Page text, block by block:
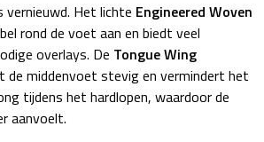
vernieuwd. Het lichte Engineered Woven
rond de voet aan en biedt veel
overlays. De Tongue Wing
de middenvoet stevig en vermindert het
tijdens het hardlopen, waardoor de
aanvoelt.